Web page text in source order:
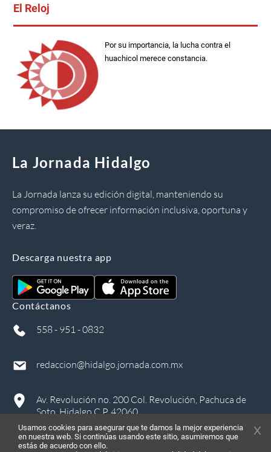
El Reloj
Por su importancia, la lucha contra el
huachicol merece constancia.
La Jornada Hidalgo
La Jornada lanza su edición digital, manteniendo su
compromiso de ofrecer información inclusiva, oportuna y
veraz.
Descarga nuestra app
Contáctanos
558 - 951 - 0832
redaccion@hidalgo.jornada.com.mx
Av. Revolución no. 200 Col. Revolución, Pachuca de
Soto, Hidalgo C.P. 42060
Usamos cookies para asegurar que te damos la mejor experiencia
en nuestra web. Si continúas usando este sitio, asumiremos que
estás de acuerdo con ello.